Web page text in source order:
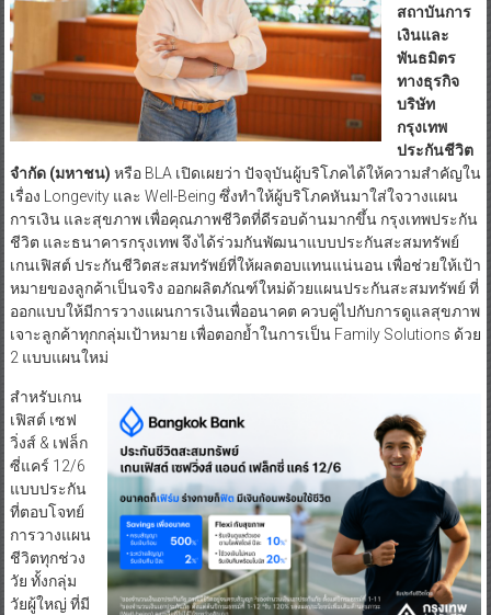
สถาบันการ
เงินและ
พันธมิตร
ทางธุรกิจ
บริษัท
กรุงเทพ
ประกันชีวิต
จำกัด (มหาชน) หรือ BLA เปิดเผยว่า ปัจจุบันผู้บริโภคได้ให้ความสำคัญใน
เรื่อง Longevity และ Well-Being ซึ่งทำให้ผู้บริโภคหันมาใส่ใจวางแผน
การเงิน และสุขภาพ เพื่อคุณภาพชีวิตที่ดีรอบด้านมากขึ้น กรุงเทพประกัน
ชีวิต และธนาคารกรุงเทพ จึงได้ร่วมกันพัฒนาแบบประกันสะสมทรัพย์
เกนเฟิสต์ ประกันชีวิตสะสมทรัพย์ที่ให้ผลตอบแทนแน่นอน เพื่อช่วยให้เป้า
หมายของลูกค้าเป็นจริง ออกผลิตภัณฑ์ใหม่ด้วยแผนประกันสะสมทรัพย์ ที่
ออกแบบให้มีการวางแผนการเงินเพื่ออนาคต ควบคู่ไปกับการดูแลสุขภาพ
เจาะลูกค้าทุกกลุ่มเป้าหมาย เพื่อตอกย้ำในการเป็น Family Solutions ด้วย
2 แบบแผนใหม่
สำหรับเกน
เฟิสต์ เซฟ
วิ่งส์ & เฟล็ก
ซี่แคร์ 12/6
แบบประกัน
ที่ตอบโจทย์
การวางแผน
ชีวิตทุกช่วง
วัย ทั้งกลุ่ม
วัยผู้ใหญ่ ที่มี